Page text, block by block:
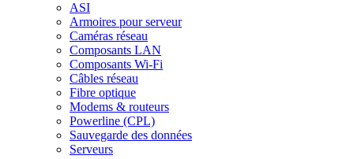
ASI
Armoires pour serveur
Caméras réseau
Composants LAN
Composants Wi-Fi
Câbles réseau
Fibre optique
Modems & routeurs
Powerline (CPL)
Sauvegarde des données
Serveurs